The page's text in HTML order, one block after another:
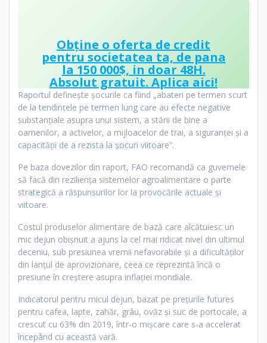
Obține o oferta de credit
pentru societatea ta, de pana
la 150 000$, in doar 48H.
Absolut gratuit. Aplica aici!
Raportul definește șocurile ca fiind „abateri pe termen scurt
de la tendințele pe termen lung care au efecte negative
substanțiale asupra unui sistem, a stării de bine a
oamenilor, a activelor, a mijloacelor de trai, a siguranței și a
capacității de a rezista la șocuri viitoare”.
Pe baza dovezilor din raport, FAO recomandă ca guvernele
să facă din reziliența sistemelor agroalimentare o parte
strategică a răspunsurilor lor la provocările actuale și
viitoare.
Costul produselor alimentare de bază care alcătuiesc un
mic dejun obişnuit a ajuns la cel mai ridicat nivel din ultimul
deceniu, sub presiunea vremii nefavorabile şi a dificultăţilor
din lanţul de aprovizionare, ceea ce reprezintă încă o
presiune în creştere asupra inflaţiei mondiale.
Indicatorul pentru micul dejun, bazat pe preţurile futures
pentru cafea, lapte, zahăr, grâu, ovăz şi suc de portocale, a
crescut cu 63% din 2019, într-o mişcare care s-a accelerat
începând cu această vară.